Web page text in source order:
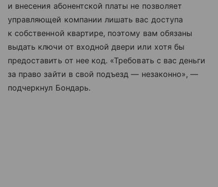
и внесения абонентской платы не позволяет
управляющей компании лишать вас доступа
к собственной квартире, поэтому вам обязаны
выдать ключи от входной двери или хотя бы
предоставить от нее код. «Требовать с вас деньги
за право зайти в свой подъезд — незаконно», —
подчеркнул Бондарь.